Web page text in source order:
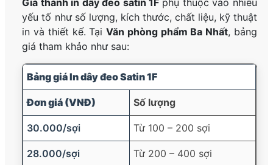
Giá thành in dây đeo satin 1F phụ thuộc vào nhiều
yếu tố như số lượng, kích thước, chất liệu, kỹ thuật
in và thiết kế. TạiVăn phòng phẩm Ba Nhất, bảng
giá tham khảo như sau:
Bảng giá In dây đeo Satin 1F
Đơn giá (VNĐ) Số lượng
30.000/sợi Từ 100 – 200 sợi
28.000/sợi Từ 200 – 400 sợi